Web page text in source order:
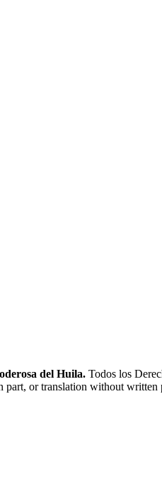
del Huila. Todos los
part, or translation without